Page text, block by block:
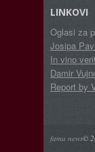
LINKOVI
Oglasi za
Josipa
In vino
Damir
Report by
fama news©